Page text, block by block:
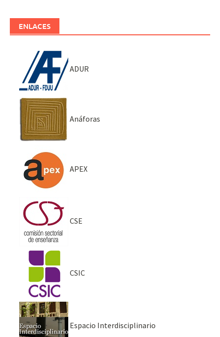
ENLACES
ADUR
Anáforas
APEX
CSE
CSIC
Espacio Interdisciplinario